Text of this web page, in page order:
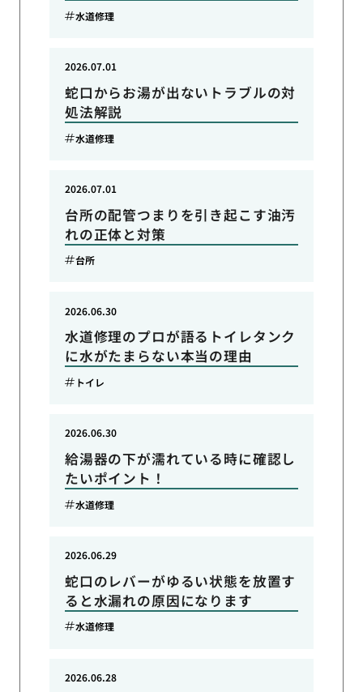
水道修理
蛇口からお湯が出ないトラブルの対
処法解説
2026.07.01
水道修理
台所の配管つまりを引き起こす油汚
れの正体と対策
2026.07.01
台所
水道修理のプロが語るトイレタンク
に水がたまらない本当の理由
2026.06.30
トイレ
給湯器の下が濡れている時に確認し
たいポイント！
2026.06.30
水道修理
蛇口のレバーがゆるい状態を放置す
ると水漏れの原因になります
2026.06.29
水道修理
2026.06.28